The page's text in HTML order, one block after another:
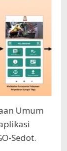
Umum
Sedot.